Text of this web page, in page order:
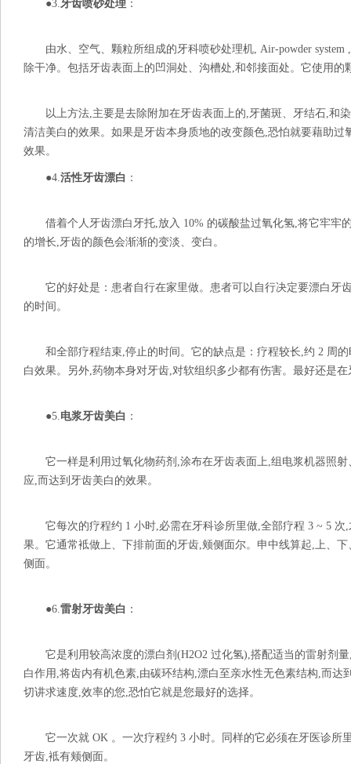
●3.牙齿喷砂处理 ：
由水、空气、颗粒所组成的牙科喷砂处理机, Air-powder system
除干净。包括牙齿表面上的凹洞处、沟槽处,和邻接面处。它使用的
以上方法,主要是去除附加在牙齿表面上的,牙菌斑、牙结石,和
清洁美白的效果。如果是牙齿本身质地的改变颜色,恐怕就要藉助过
效果。
●4.活性牙齿漂白 ：
借着个人牙齿漂白牙托,放入 10% 的碳酸盐过氧化氢,将它牢牢
的增长,牙齿的颜色会渐渐的变淡、变白。
它的好处是：患者自行在家里做。患者可以自行决定要漂白牙
的时间。
和全部疗程结束,停止的时间。它的缺点是：疗程较长,约 2 周的
白效果。另外,药物本身对牙齿,对软组织多少都有伤害。最好还是
●5.电浆牙齿美白 ：
它一样是利用过氧化物药剂,涂布在牙齿表面上,组电浆机器照射
应,而达到牙齿美白的效果。
它每次的疗程约 1 小时,必需在牙科诊所里做,全部疗程 3 ~ 5 次,
果。它通常袛做上、下排前面的牙齿,颊侧面尔。申中线算起,上、
侧面。
●6.雷射牙齿美白 ：
它是利用较高浓度的漂白剂(H2O2 过化氢),搭配适当的雷射剂量
白作用,将齿内有机色素,由碳环结构,漂白至亲水性无色素结构,而达
切讲求速度,效率的您,恐怕它就是您最好的选择。
它一次就 OK 。一次疗程约 3 小时。同样的它必须在牙医诊所
牙齿,袛有颊侧面。